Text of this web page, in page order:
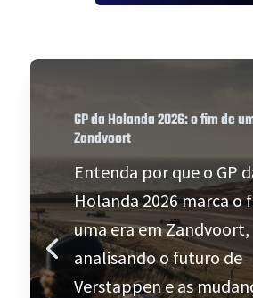
GP da Holanda 2026: o fim de
Zandvoort
Entenda por que o GP
Holanda 2026 marca o
uma era em Zandvoort,
analisando o futuro de
Verstappen e as